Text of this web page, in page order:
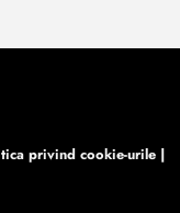
privind cookie-urile |